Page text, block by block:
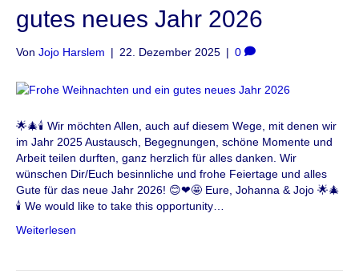
gutes neues Jahr 2026
Von Jojo Harslem | 22. Dezember 2025 | 0
🌟🎄🕯 Wir möchten Allen, auch auf diesem Wege, mit denen wir
im Jahr 2025 Austausch, Begegnungen, schöne Momente und
Arbeit teilen durften, ganz herzlich für alles danken. Wir
wünschen Dir/Euch besinnliche und frohe Feiertage und alles
Gute für das neue Jahr 2026! 😊❤🤩 Eure, Johanna & Jojo 🌟🎄
🕯 We would like to take this opportunity…
Weiterlesen